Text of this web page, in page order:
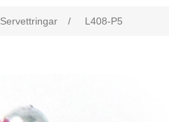
Servettringar / L408-P5